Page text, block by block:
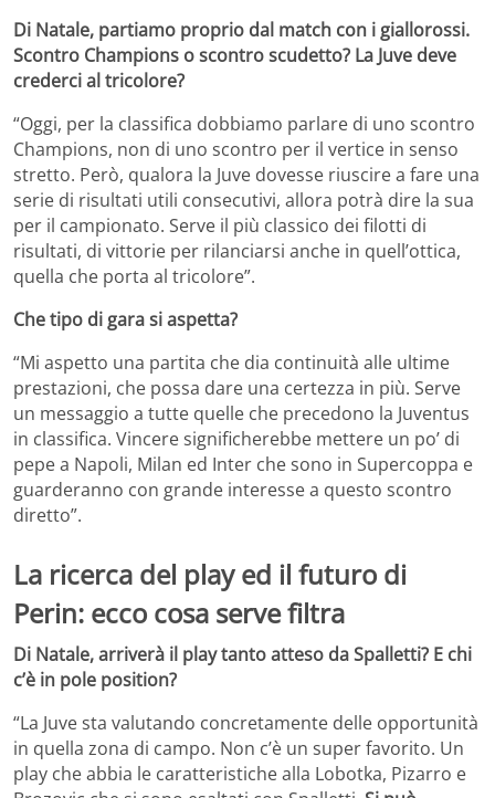
Di Natale, partiamo proprio dal match con i giallorossi.
Scontro Champions o scontro scudetto? La Juve deve
crederci al tricolore?
“Oggi, per la classifica dobbiamo parlare di uno scontro
Champions, non di uno scontro per il vertice in senso
stretto. Però, qualora la Juve dovesse riuscire a fare una
serie di risultati utili consecutivi, allora potrà dire la sua
per il campionato. Serve il più classico dei filotti di
risultati, di vittorie per rilanciarsi anche in quell’ottica,
quella che porta al tricolore”.
Che tipo di gara si aspetta?
“Mi aspetto una partita che dia continuità alle ultime
prestazioni, che possa dare una certezza in più. Serve
un messaggio a tutte quelle che precedono la Juventus
in classifica. Vincere significherebbe mettere un po’ di
pepe a Napoli, Milan ed Inter che sono in Supercoppa e
guarderanno con grande interesse a questo scontro
diretto”.
La ricerca del play ed il futuro di
Perin: ecco cosa serve filtra
Di Natale, arriverà il play tanto atteso da Spalletti? E chi
c’è in pole position?
“La Juve sta valutando concretamente delle opportunità
in quella zona di campo. Non c’è un super favorito. Un
play che abbia le caratteristiche alla Lobotka, Pizarro e